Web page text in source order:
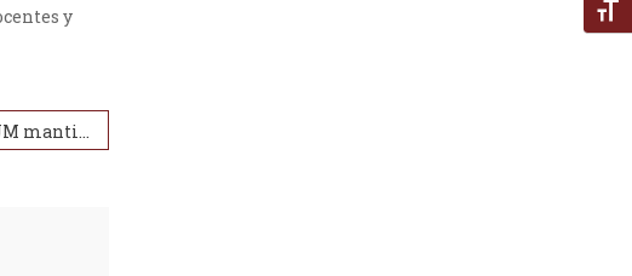
y
Autoridades del ISTJM mantienen reunión con integrantes del CES